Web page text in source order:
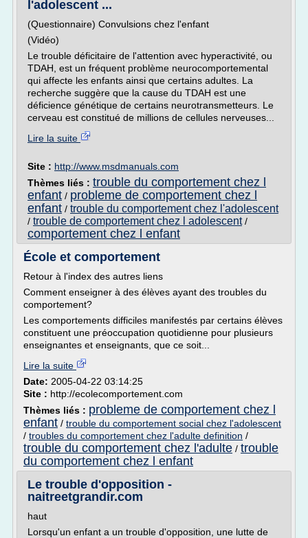
l'adolescent ...
(Questionnaire) Convulsions chez l'enfant
(Vidéo)
Le trouble déficitaire de l'attention avec hyperactivité, ou
TDAH, est un fréquent problème neurocomportemental
qui affecte les enfants ainsi que certains adultes. La
recherche suggère que la cause du TDAH est une
déficience génétique de certains neurotransmetteurs. Le
cerveau est constitué de millions de cellules nerveuses...
Lire la suite
Site : http://www.msdmanuals.com
Thèmes liés : trouble du comportement chez l
enfant / probleme de comportement chez l
enfant / trouble du comportement chez l'adolescent
/ trouble de comportement chez l adolescent/
comportement chez l enfant
École et comportement
Retour à l'index des autres liens
Comment enseigner à des élèves ayant des troubles du
comportement?
Les comportements difficiles manifestés par certains élèves
constituent une préoccupation quotidienne pour plusieurs
enseignantes et enseignants, que ce soit...
Lire la suite
Date: 2005-04-22 03:14:25
Site : http://ecolecomportement.com
Thèmes liés : probleme de comportement chez l
enfant / trouble du comportement social chez l'adolescent
/ troubles du comportement chez l'adulte definition /
trouble du comportement chez l'adulte / trouble
du comportement chez l enfant
Le trouble d'opposition -
naitreetgrandir.com
haut
Lorsqu'un enfant a un trouble d'opposition, une lutte de